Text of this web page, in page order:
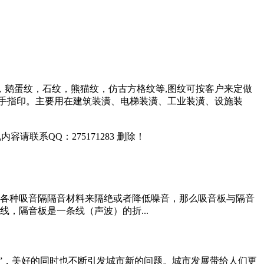
蛋纹，石纹，熊猫纹，仿古方格纹等,图纹可按客户来定做
印。主要用在建筑装潢、电梯装潢、工业装潢、设施装
请联系QQ：275171283 删除！
种吸音隔隔音材料来隔绝或者降低噪音，那么吸音板与隔音
，隔音板是一条线（声波）的折...
美好的同时也不断引发城市新的问题。城市发展带给人们更